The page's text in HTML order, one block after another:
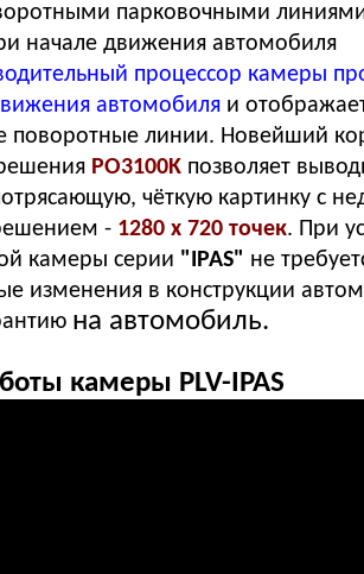
парковочными
начале движения автомобиля
процессор камеры
автомобиля и
поворотные линии. Новейший
PO3100K позволяет
чёткую картинку с
- 1280 x 720 точек. При
камеры серии "IPAS" не
изменения в конструкции
на автомобиль.
камеры PLV-IPAS